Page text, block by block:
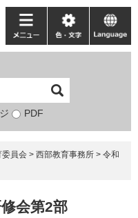
PDF
メ
ニ
ー
色・
文
language
委員会 > 西部教育事務所 > 令和
会第2部